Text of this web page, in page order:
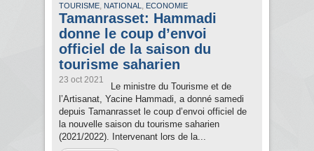
TOURISME, NATIONAL , ECONOMIE
Tamanrasset: Hammadi
donne le coup d’envoi
officiel de la saison du
tourisme saharien
23 oct 2021
Le ministre du Tourisme et de
l’Artisanat, Yacine Hammadi, a donné samedi
depuis Tamanrasset le coup d’envoi officiel de
la nouvelle saison du tourisme saharien
(2021/2022). Intervenant lors de la...